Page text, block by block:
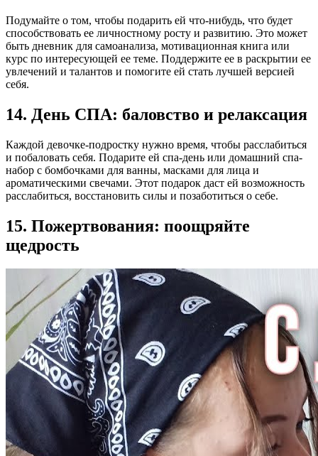
Подумайте о том, чтобы подарить ей что-нибудь, что будет
способствовать ее личностному росту и развитию. Это может
быть дневник для самоанализа, мотивационная книга или
курс по интересующей ее теме. Поддержите ее в раскрытии ее
увлечений и талантов и помогите ей стать лучшей версией
себя.
14. День СПА: баловство и релаксация
Каждой девочке-подростку нужно время, чтобы расслабиться
и побаловать себя. Подарите ей спа-день или домашний спа-
набор с бомбочками для ванны, масками для лица и
ароматическими свечами. Этот подарок даст ей возможность
расслабиться, восстановить силы и позаботиться о себе.
15. Пожертвования: поощряйте
щедрость